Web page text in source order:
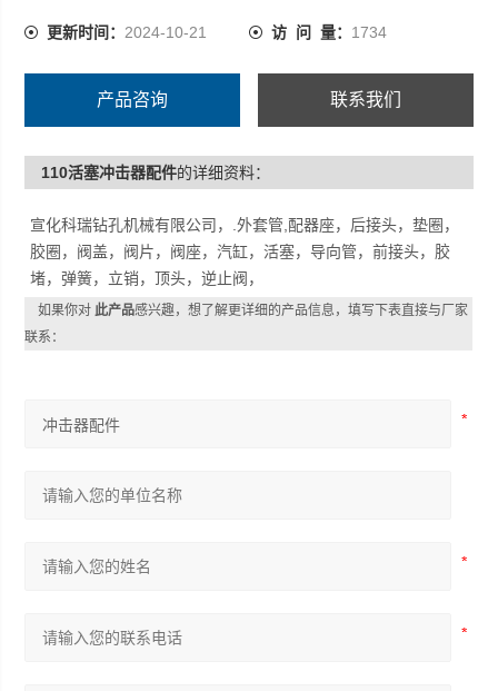
更新时间： 2024-10-21 访 问 量： 1734
产品咨询 联系我们
110活塞冲击器配件的详细资料：
宣化科瑞钻孔机械有限公司，.外套管,配器座，后接头，垫圈，
胶圈，阀盖，阀片，阀座，汽缸，活塞，导向管，前接头，胶
堵，弹簧，立销，顶头，逆止阀，
如果你对此产品感兴趣，想了解更详细的产品信息，填写下表直接与厂家
联系：